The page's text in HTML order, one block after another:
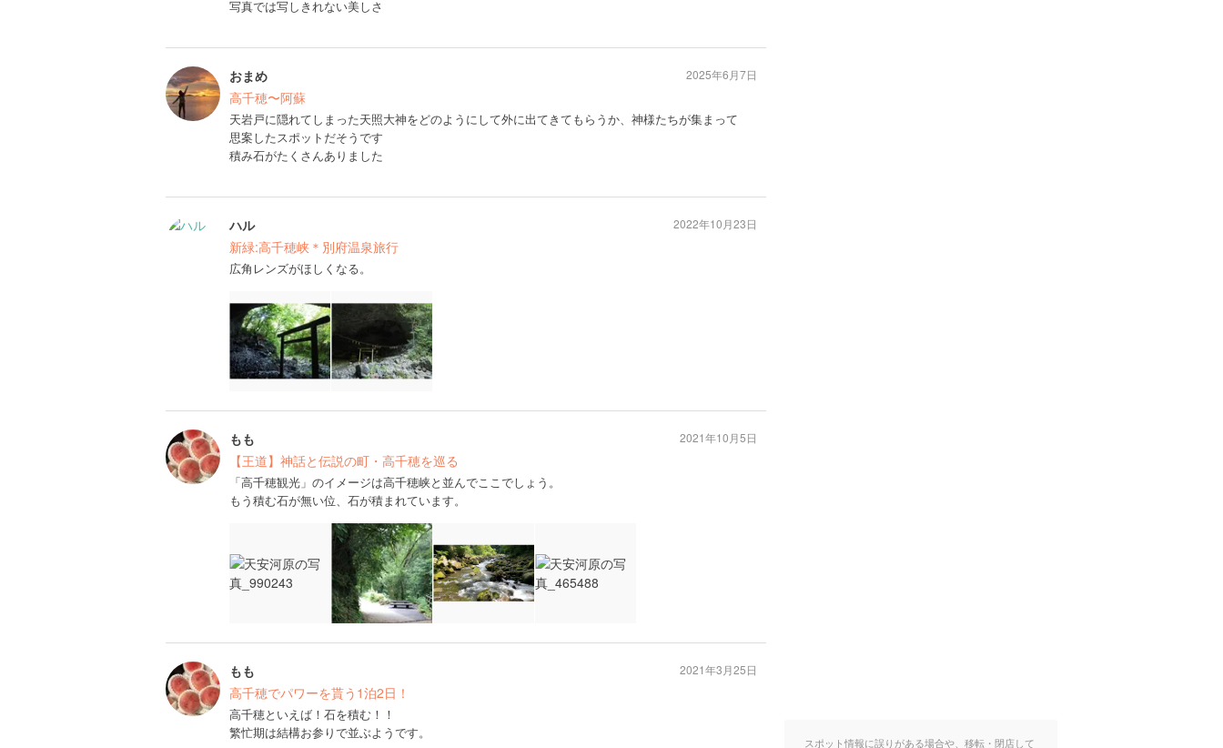
写真では写しきれない美しさ
おまめ
高千穂〜阿蘇
天岩戸に隠れてしまった天照大神をどのようにして外に出てきてもらうか、神様たちが集まって
思案したスポットだそうです
積み石がたくさんありました
2025年6月7日
ハル
新緑:高千穂峡＊別府温泉旅行
広角レンズがほしくなる。
2022年10月23日
もも
【王道】神話と伝説の町・高千穂を巡る
「高千穂観光」のイメージは高千穂峡と並んでここでしょう。
もう積む石が無い位、石が積まれています。
2021年10月5日
もも
高千穂でパワーを貰う1泊2日！
高千穂といえば！石を積む！！
繁忙期は結構お参りで並ぶようです。
2021年3月25日
スポット情報に誤りがある場合や、移転・閉店して